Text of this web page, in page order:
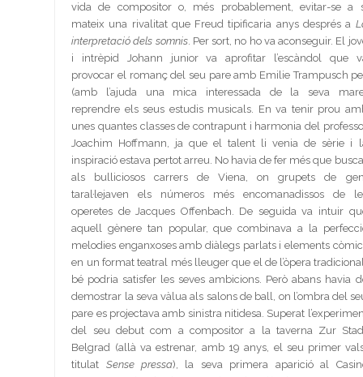
vida de compositor o, més probablement, evitar-se a
mateix una rivalitat que Freud tipificaria anys després a
interpretació dels somnis. Per sort, no ho va aconseguir. El
i intrèpid Johann junior va aprofitar l’escàndol que
provocar el romanç del seu pare amb Emilie Trampusch
(amb l’ajuda una mica interessada de la seva
reprendre els seus estudis musicals. En va tenir prou
unes quantes classes de contrapunt i harmonia del
Joachim Hoffmann, ja que el talent li venia de sèrie i
inspiració estava pertot arreu. No havia de fer més que
als bulliciosos carrers de Viena, on grupets de
taral·lejaven els números més encomanadissos de
operetes de Jacques Offenbach. De seguida va intuir
aquell gènere tan popular, que combinava a la
melodies enganxoses amb diàlegs parlats i elements
en un format teatral més lleuger que el de l’òpera
bé podria satisfer les seves ambicions. Però abans havia
demostrar la seva vàlua als salons de ball, on l’ombra del
pare es projectava amb sinistra nitidesa. Superat
del seu debut com a compositor a la taverna Zur
Belgrad (allà va estrenar, amb 19 anys, el seu primer
titulat Sense pressa), la seva primera aparició al